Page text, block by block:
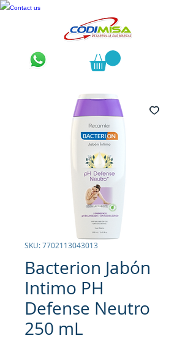
Contact us
SKU: 7702113043013
Bacterion Jabón
Intimo PH
Defense Neutro
250 mL